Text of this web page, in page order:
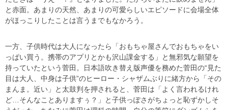
と赤面。あまりの天然、あまりの可愛らしいエピソードに会場全体
がほっこりしたことは言うまでもなかろう。
一方、子供時代は大人になったら「おもちゃ屋さんでおもちゃをい
っぱい買う。携帯のアプリとかも沢山課金する」と無邪気な願望を
持っていたという菅田。日本語吹き替え版声優を務めた菅田の“見た
目は大人、中身は子供”のヒーロー・シャザムぶりに緒方から「その
まんま。近い」と太鼓判を押されると、菅田は「よく言われるけれ
ど…そんなことありますぅ？」と子供っぽさがちょっと恥ずかしそ